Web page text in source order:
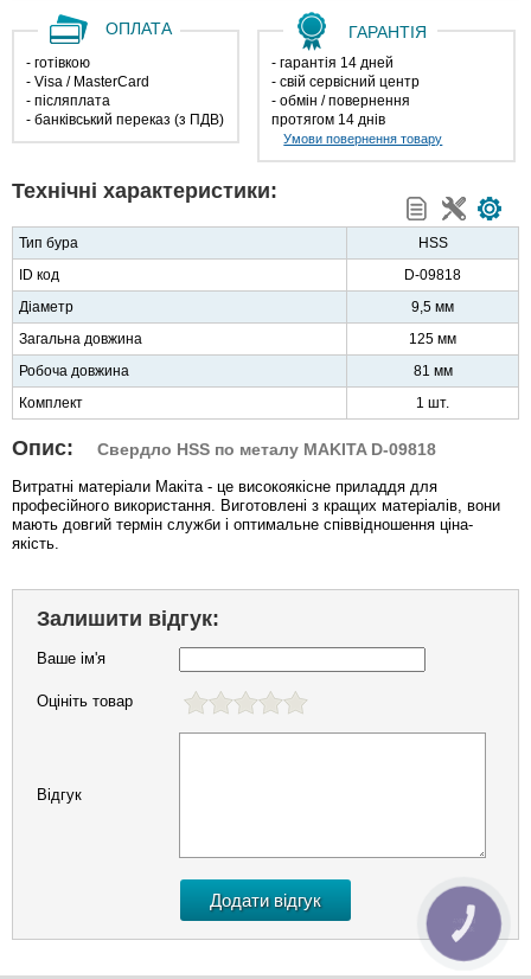
ОПЛАТА
- готівкою
- Visa / MasterCard
- післяплата
- банківський переказ (з ПДВ)
ГАРАНТІЯ
- гарантія 14 дней
- свій сервісний центр
- обмін / повернення
протягом 14 днів
Умови повернення товару
Технічні характеристики:
Тип бура
HSS
ID код
D-09818
Діаметр
9,5 мм
Загальна довжина
125 мм
Робоча довжина
81 мм
Комплект
1 шт.
Опис: Свердло HSS по металу MAKITA D-09818
Витратні матеріали Макіта - це високоякісне приладдя для
професійного використання. Виготовлені з кращих матеріалів, вони
мають довгий термін служби і оптимальне співвідношення ціна-
якість.
Залишити відгук:
Ваше ім'я
Оцініть товар
Відгук
КНОПКА
ЗВ'ЯЗКУ